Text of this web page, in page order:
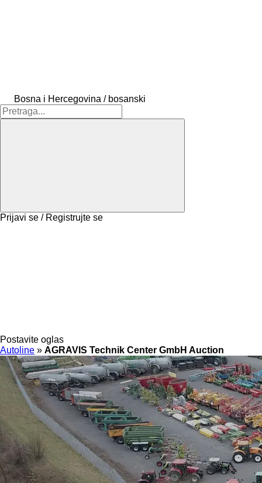
Bosna i Hercegovina / bosanski
Prijavi se / Registrujte se
Postavite oglas
Autoline » AGRAVIS Technik Center GmbH Auction